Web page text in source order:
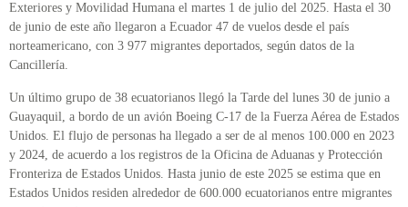
Exteriores y Movilidad Humana el martes 1 de julio del 2025. Hasta el 30
de junio de este año llegaron a Ecuador 47 de vuelos desde el país
norteamericano, con 3 977 migrantes deportados, según datos de la
Cancillería.
Un último grupo de 38 ecuatorianos llegó la Tarde del lunes 30 de junio a
Guayaquil, a bordo de un avión Boeing C-17 de la Fuerza Aérea de Estados
Unidos. El flujo de personas ha llegado a ser de al menos 100.000 en 2023
y 2024, de acuerdo a los registros de la Oficina de Aduanas y Protección
Fronteriza de Estados Unidos. Hasta junio de este 2025 se estima que en
Estados Unidos residen alrededor de 600.000 ecuatorianos entre migrantes